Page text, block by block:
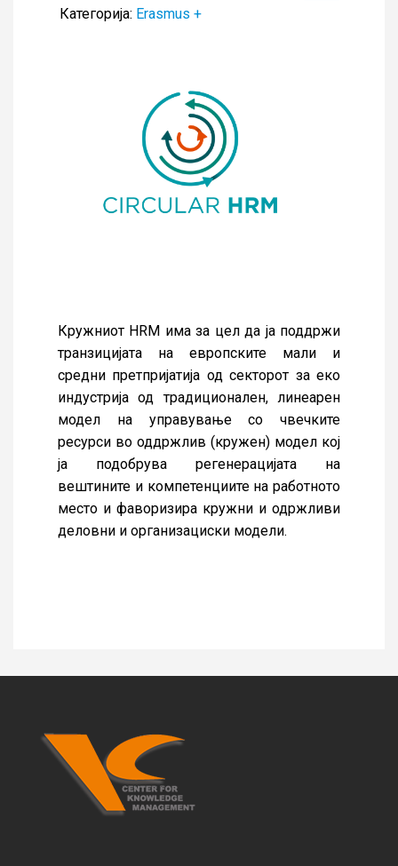
Категорија: Erasmus +
Кружниот HRM има за цел да ја поддржи
транзицијата на европските мали и
средни претпријатија од секторот за еко
индустрија од традиционален, линеарен
модел на управување со чвечките
ресурси во оддржлив (кружен) модел кој
ја подобрува регенерацијата на
вештините и компетенциите на работното
место и фаворизира кружни и одржливи
деловни и организациски модели.